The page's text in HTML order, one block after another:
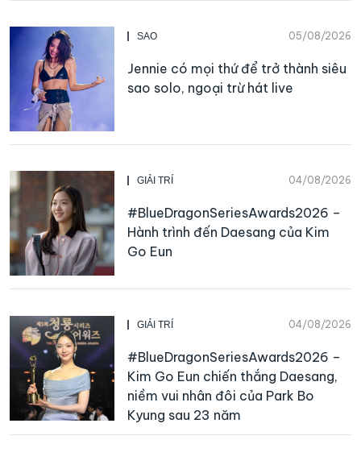
SAO 05/08/2026
Jennie có mọi thứ để trở thành siêu
sao solo, ngoại trừ hát live
GIẢI TRÍ 04/08/2026
#BlueDragonSeriesAwards2026 –
Hành trình đến Daesang của Kim
Go Eun
GIẢI TRÍ 04/08/2026
#BlueDragonSeriesAwards2026 –
Kim Go Eun chiến thắng Daesang,
niềm vui nhân đôi của Park Bo
Kyung sau 23 năm